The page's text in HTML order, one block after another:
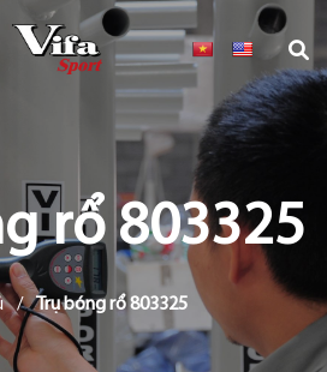
rổ 803325
/ Trụ bóng rổ 803325